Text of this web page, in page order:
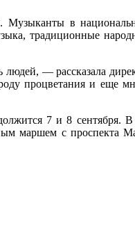
Музыканты в
традиционные
— рассказала
процветания и еще
7 и 8 сентября.
маршем с проспекта